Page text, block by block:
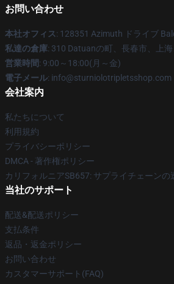
お問い合わせ
本社オフィス: 128351 Azimuth ドライブ
私達の倉庫: 310 Datuanの町、長春市、上海
営業時間: 9:00～18:00(月～金)
電子メール: info@sturniolotripletsshop.com
会社案内
私たちについて
利用規約
プライバシーポリシー
DMCA - 著作権ポリシー
カリフォルニアSB657: サプライチェーンの
当社のサポート
配送&配送ポリシー
支払条件
返品・返金ポリシー
お問い合わせ
カスタマーサポート(FAQ)